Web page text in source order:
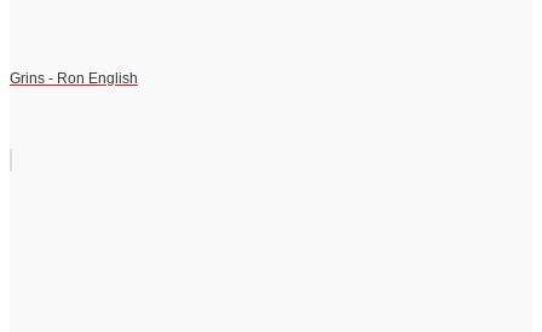
Grins - Ron English